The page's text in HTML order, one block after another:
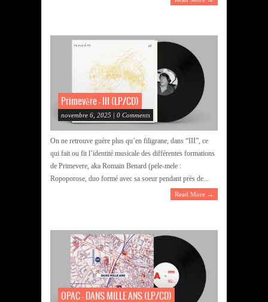
Primevère – III (LP/CD)
novembre 6, 2025 | 0 Comments
On ne retrouve guère plus qu’en filigrane, dans “III”, ce
qui fait ou fit l’identité musicale des différentes formations
de Primevere, aka Romain Benard (pele-mele :
Ropoporose, duo formé avec sa soeur pendant près de...
Read More →
OPAC – DANS MILLE ANS (LP/CD)